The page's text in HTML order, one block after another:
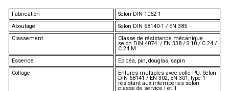
Fabrication
Selon DIN 1052-1
Aboutage
Selon DIN 68140-1 / EN 385
Classement
Classe de résistance mécanique
selon DIN 4074 / EN 338 / S 10 / C 24 /
C 24 M
Essence
Epicéa, pin, douglas, sapin
Collage
Entures multiples avec colle PU. Selon
DIN 68141 / EN 302, EN 301, type 1
résistant aux intempéries selon
classe de service I et II